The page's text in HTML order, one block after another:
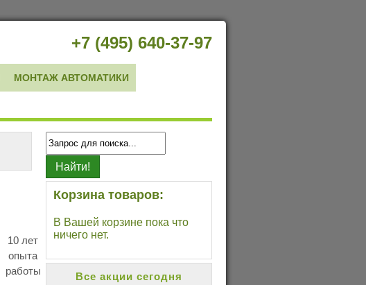
+7 (495) 640-37-97
МОНТАЖ АВТОМАТИКИ
10 лет
опыта
работы
Корзина товаров:
В Вашей корзине пока что
ничего нет.
Все акции сегодня